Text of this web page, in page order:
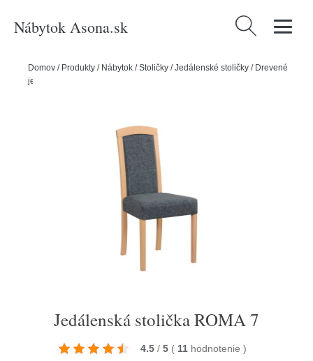
Nábytok Asona.sk Hľadať:
Domov / Produkty / Nábytok /Stoličky /Jedálenské stoličky / Drevené
jedálenské stoličky
Jedálenská stolička ROMA 7
4.5 / 5 ( 11 hodnotenie )